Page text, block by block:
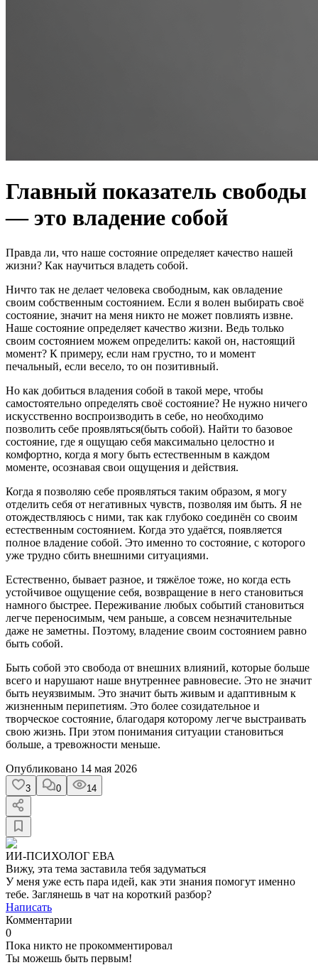
Главный показатель свободы
— это владение собой
Правда ли, что наше состояние определяет качество нашей
жизни? Как научиться владеть собой.
Ничто так не делает человека свободным, как овладение
своим собственным состоянием. Если я волен выбирать своё
состояние, значит на меня никто не может повлиять извне.
Наше состояние определяет качество жизни. Ведь только
своим состоянием можем определить: какой он, настоящий
момент? К примеру, если нам грустно, то и момент
печальный, если весело, то он позитивный.
Но как добиться владения собой в такой мере, чтобы
самостоятельно определять своё состояние? Не нужно ничего
искусственно воспроизводить в себе, но необходимо
позволить себе проявляться(быть собой). Найти то базовое
состояние, где я ощущаю себя максимально целостно и
комфортно, когда я могу быть естественным в каждом
моменте, осознавая свои ощущения и действия.
Когда я позволяю себе проявляться таким образом, я могу
отделить себя от негативных чувств, позволяя им быть. Я не
отождествляюсь с ними, так как глубоко соединён со своим
естественным состоянием. Когда это удаётся, появляется
полное владение собой. Это именно то состояние, с которого
уже трудно сбить внешними ситуациями.
Естественно, бывает разное, и тяжёлое тоже, но когда есть
устойчивое ощущение себя, возвращение в него становиться
намного быстрее. Переживание любых событий становиться
легче переносимым, чем раньше, а совсем незначительные
даже не заметны. Поэтому, владение своим состоянием равно
быть собой.
Быть собой это свобода от внешних влияний, которые больше
всего и нарушают наше внутреннее равновесие. Это не значит
быть неуязвимым. Это значит быть живым и адаптивным к
жизненным перипетиям. Это более созидательное и
творческое состояние, благодаря которому легче выстраивать
свою жизнь. При этом понимания ситуации становиться
больше, а тревожности меньше.
Опубликовано 14 мая 2026
3 0 14
ИИ-ПСИХОЛОГ ЕВА
Вижу, эта тема заставила тебя задуматься
У меня уже есть пара идей, как эти знания помогут именно
тебе. Заглянешь в чат на короткий разбор?
Написать
Комментарии
0
Пока никто не прокомментировал
Ты можешь быть первым!